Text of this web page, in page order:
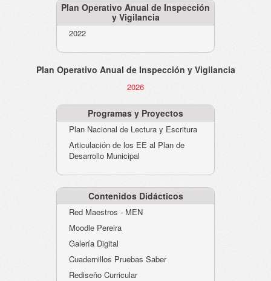
Plan Operativo Anual de Inspección
y Vigilancia
2022
Plan Operativo Anual de Inspección y Vigilancia
2026
Programas y Proyectos
Plan Nacional de Lectura y Escritura
Articulación de los EE al Plan de
Desarrollo Municipal
Contenidos Didácticos
Red Maestros - MEN
Moodle Pereira
Galería Digital
Cuadernillos Pruebas Saber
Rediseño Curricular